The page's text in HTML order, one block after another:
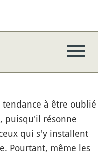
à être oublié
, puisqu'il résonne
qui s'y installent
Pourtant, même les